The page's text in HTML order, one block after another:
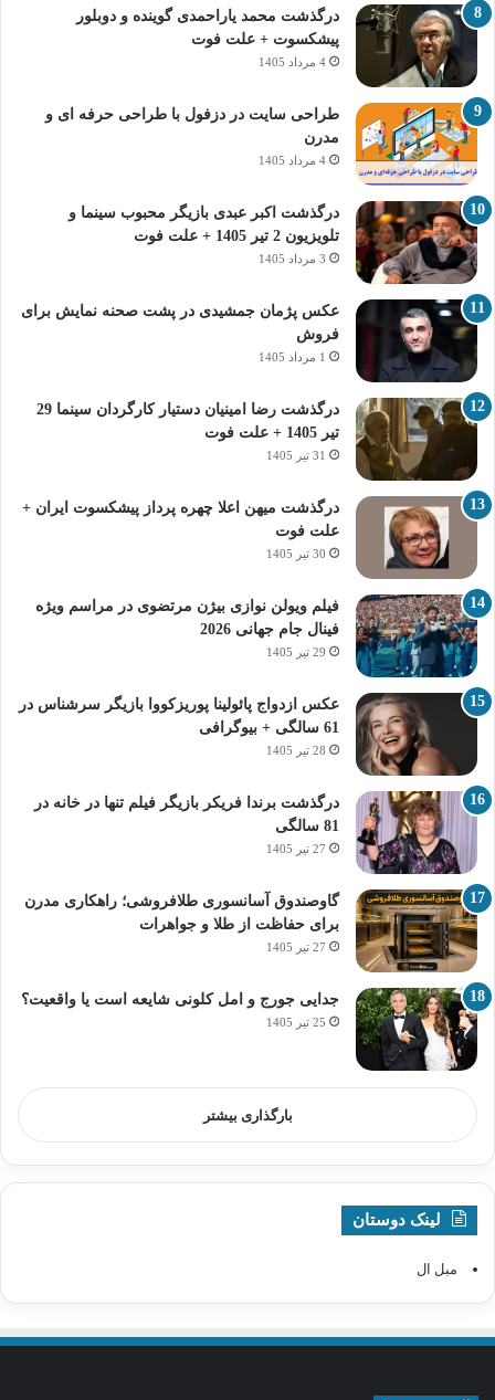
درگذشت محمد یاراحمدی گوینده و دوبلور
پیشکسوت + علت فوت
4 مرداد 1405
طراحی سایت در دزفول با طراحی حرفه‌ ای و
مدرن
4 مرداد 1405
درگذشت اکبر عبدی بازیگر محبوب سینما و
تلویزیون 2 تیر 1405 + علت فوت
3 مرداد 1405
عکس پژمان جمشیدی در پشت صحنه نمایش برای
فروش
1 مرداد 1405
درگذشت رضا امینیان دستیار کارگردان سینما 29
تیر 1405 + علت فوت
31 تیر 1405
درگذشت میهن اعلا چهره پرداز پیشکسوت ایران +
علت فوت
30 تیر 1405
فیلم ویولن نوازی بیژن مرتضوی در مراسم ویژه
فینال جام جهانی 2026
29 تیر 1405
عکس ازدواج پائولینا پوریزکووا بازیگر سرشناس در
61 سالگی + بیوگرافی
28 تیر 1405
درگذشت برندا فریکر بازیگر فیلم تنها در خانه در
81 سالگی
27 تیر 1405
گاوصندوق آسانسوری طلافروشی؛ راهکاری مدرن
برای حفاظت از طلا و جواهرات
27 تیر 1405
جدایی جورج و امل کلونی شایعه است یا واقعیت؟
25 تیر 1405
بارگذاری بیشتر
لینک دوستان
مبل ال